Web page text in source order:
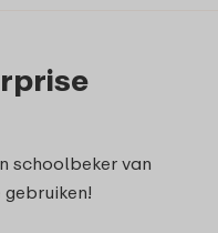
schoolbeker van